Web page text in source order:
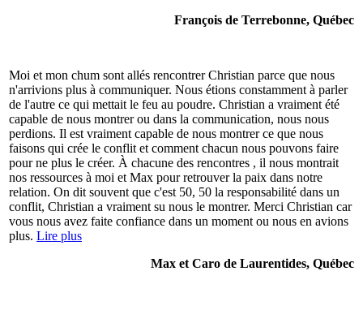
François de Terrebonne, Québec
Moi et mon chum sont allés rencontrer Christian parce que nous
n'arrivions plus à communiquer. Nous étions constamment à parler
de l'autre ce qui mettait le feu au poudre. Christian a vraiment été
capable de nous montrer ou dans la communication, nous nous
perdions. Il est vraiment capable de nous montrer ce que nous
faisons qui crée le conflit et comment chacun nous pouvons faire
pour ne plus le créer. À chacune des rencontres , il nous montrait
nos ressources à moi et Max pour retrouver la paix dans notre
relation. On dit souvent que c'est 50, 50 la responsabilité dans un
conflit, Christian a vraiment su nous le montrer. Merci Christian car
vous nous avez faite confiance dans un moment ou nous en avions
plus. Lire plus
Max et Caro de Laurentides, Québec